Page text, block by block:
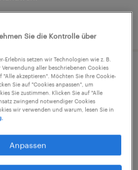
d)
Mecklenburg-Vorpommern
Sie die Kontrolle über
Erlebnis setzen wir Technologien wie z. B.
Verwendung aller beschriebenen Cookies
"Alle akzeptieren". Möchten Sie Ihre Cookie-
Sie auf "Cookies anpassen", um
Sie zustimmen. Klicken Sie auf "Alle
zwingend notwendiger Cookies
wir verwenden und warum, lesen Sie in
Anpassen